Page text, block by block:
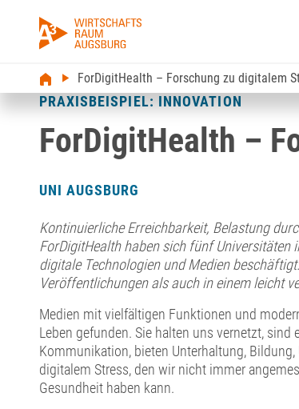
ForDigitHealth – Forschung zu digitalem
PRAXISBEISPIEL: INNOVATION
ForDigitHealth –
UNI AUGSBURG
Kontinuierliche Erreichbarkeit, Belastung
ForDigitHealth haben sich fünf Universitäten
digitale Technologien und Medien
Veröffentlichungen als auch in einem leicht
Medien mit vielfältigen Funktionen und
Leben gefunden. Sie halten uns vernetzt,
Kommunikation, bieten Unterhaltung,
digitalem Stress, den wir nicht immer
Gesundheit haben kann.